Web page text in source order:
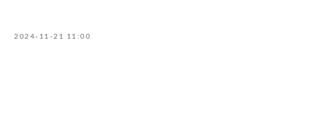
2024-11-21 11:00